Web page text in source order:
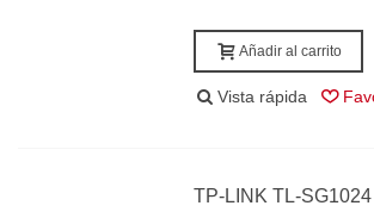
Añadir al carrito
Vista rápida
TP-LINK TL-